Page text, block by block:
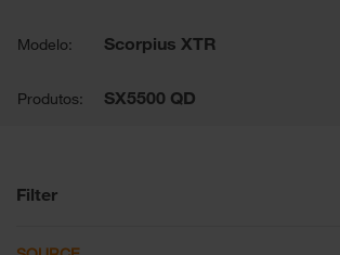
Modelo: Scorpius XTR
Produtos: SX5500 QD
Filter